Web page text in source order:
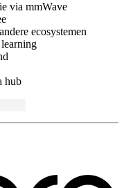
via mmWave
ecosystemen
hub